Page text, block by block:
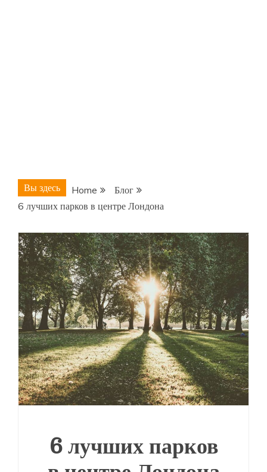
Вы здесь Home
Блог
6 лучших парков в центре Лондона
6 лучших парков